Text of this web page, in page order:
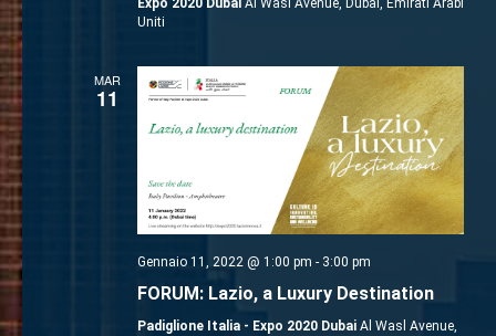
Expo 2020 Dubai Al Wasl Avenue, Dubai, Emirati Arabi
Uniti
MAR
11
Gennaio 11, 2022 @ 1:00 pm - 3:00 pm
FORUM: Lazio, a Luxury Destination
Padiglione Italia - Expo 2020 Dubai Al Wasl Avenue,